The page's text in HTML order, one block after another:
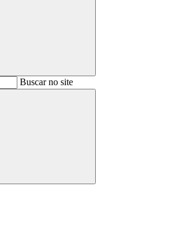
BuscarBuscar no site
Buscar